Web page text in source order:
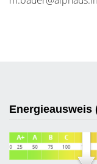
Energieausweis